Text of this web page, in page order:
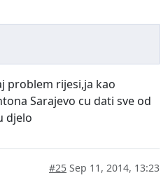
problem rijesi,ja kao
Sarajevo cu dati sve od
djelo
#25 Sep 11, 2014, 13:23